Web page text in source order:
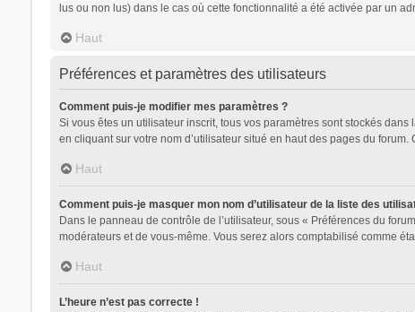
lus ou non lus) dans le cas où cette fonctionnalité a été activée par un
Haut
Préférences et paramètres des utilisateurs
Comment puis-je modifier mes paramètres ?
Si vous êtes un utilisateur inscrit, tous vos paramètres sont stockés
en cliquant sur votre nom d’utilisateur situé en haut des pages du
Haut
Comment puis-je masquer mon nom d’utilisateur de la liste des
Dans le panneau de contrôle de l’utilisateur, sous « Préférences du
modérateurs et de vous-même. Vous serez alors comptabilisé comme
Haut
L’heure n’est pas correcte !